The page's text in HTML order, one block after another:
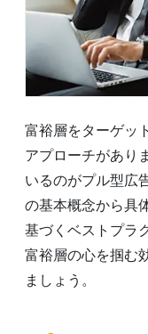
富裕層をターゲッ
アプローチがあり
いるのがプル型広
の基本概念から具
基づくベストプラ
富裕層の心を掴む
ましょう。